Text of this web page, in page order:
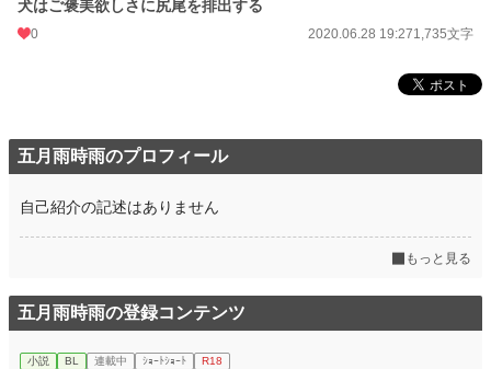
月間ポイント 105 pt (64,672 位)
犬はご褒美欲しさに尻尾を排出する
0 2020.06.28 19:271,735文字
五月雨時雨のプロフィール
自己紹介の記述はありません
もっと見る
五月雨時雨の登録コンテンツ
小説 BL 連載中 ｼｮｰﾄｼｮｰﾄ R18